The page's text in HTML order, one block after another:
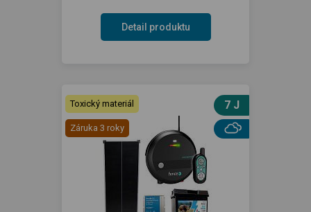
Detail produktu
Toxický materiál
Záruka 3 roky
7 J